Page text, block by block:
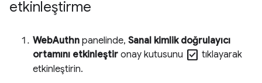
etkinleştirme
WebAuthn panelinde, Sanal kimlik doğrulayıcı
ortamını etkinleştir onay kutusunu check_box tıklayarak
etkinleştirin.